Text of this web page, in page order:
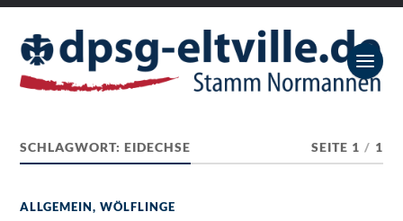
SCHLAGWORT:EIDECHSE SEITE 1 / 1
ALLGEMEIN,WÖLFLINGE